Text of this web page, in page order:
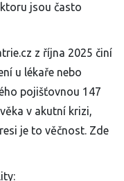
jsou často
z října 2025 činí
u lékaře nebo
pojišťovnou 147
v akutní krizi,
je to věčnost. Zde